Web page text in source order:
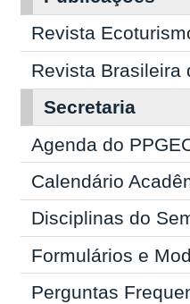
Revista
Revista Brasileira
Secretaria
Agenda do
Calendário
Disciplinas do
Formulários e
Perguntas